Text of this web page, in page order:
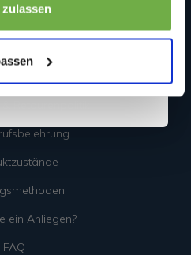
ein Anliegen?
FAQ
5 € Rabatt
du dich damit einverstanden, Angebote
unserer
Datenschutzerklärung